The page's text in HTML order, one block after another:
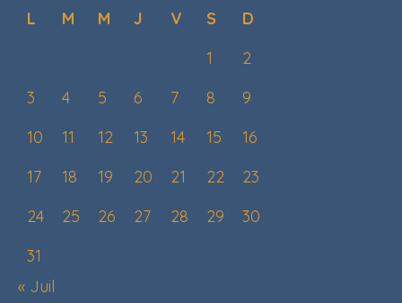
L
M M J V S
D
1
2
3
4 5 6 7 8
9
10
11 12 13 14 15
16
17
18 19 20 21 22
23
24
25 26 27 28 29
30
31
« Juil